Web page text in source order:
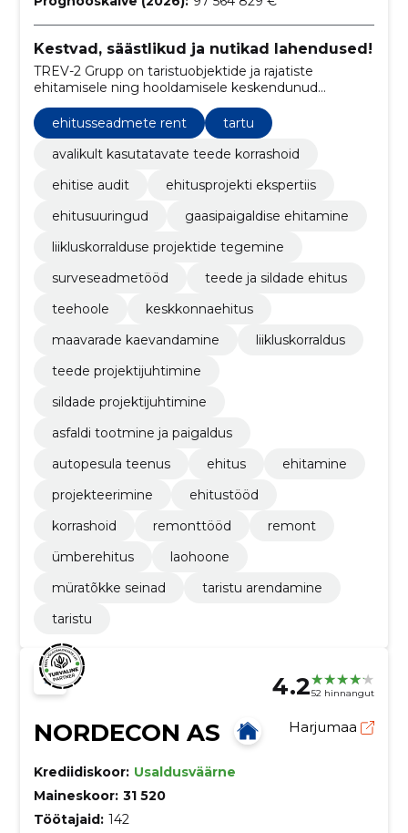
Kestvad, säästlikud ja nutikad lahendused!
TREV-2 Grupp on taristuobjektide ja rajatiste
ehitamisele ning hooldamisele keskendunud
ehitusseadmete rent
tartu
avalikult kasutatavate teede korrashoid
ehitise audit
ehitusprojekti ekspertiis
ehitusuuringud
gaasipaigaldise ehitamine
liikluskorralduse projektide tegemine
surveseadmetööd
teede ja sildade ehitus
teehoole
keskkonnaehitus
maavarade kaevandamine
liikluskorraldus
teede projektijuhtimine
sildade projektijuhtimine
asfaldi tootmine ja paigaldus
autopesula teenus
ehitus
ehitamine
projekteerimine
ehitustööd
korrashoid
remonttööd
remont
ümberehitus
laohoone
müratõkke seinad
taristu arendamine
taristu
4.252 hinnangut
NORDECON AS Harjumaa
Krediidiskoor: Usaldusväärne
Maineskoor: 31 520
Töötajaid: 142